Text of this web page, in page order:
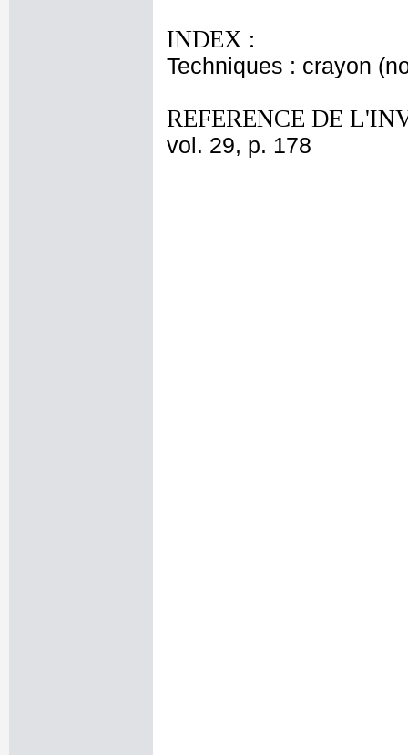
INDEX :
Techniques : crayon
REFERENCE DE
vol. 29, p. 178